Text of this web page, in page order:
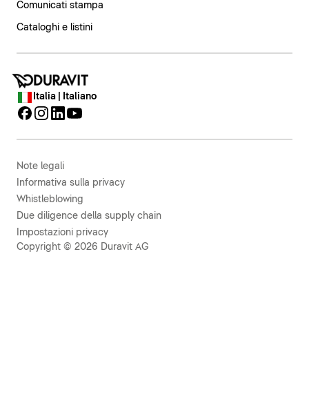
Comunicati stampa
Cataloghi e listini
Italia | Italiano
Note legali
Informativa sulla privacy
Whistleblowing
Due diligence della supply chain
Impostazioni privacy
Copyright © 2026 Duravit AG